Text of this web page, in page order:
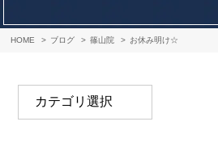
HOME ブログ 篠山院 お休み明け☆